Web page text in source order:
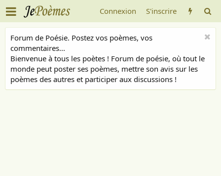
Connexion S'inscrire
Forum de Poésie. Postez vos poèmes, vos
commentaires...
Bienvenue à tous les poètes ! Forum de poésie, où tout le
monde peut poster ses poèmes, mettre son avis sur les
poèmes des autres et participer aux discussions !